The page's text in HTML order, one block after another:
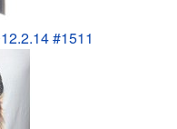
#1511